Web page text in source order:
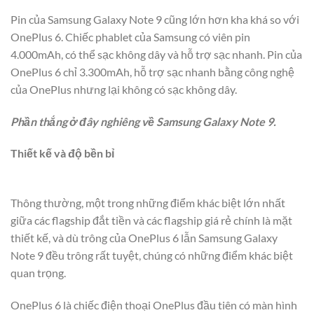
Pin của Samsung Galaxy Note 9 cũng lớn hơn kha khá so với
OnePlus 6. Chiếc phablet của Samsung có viên pin
4.000mAh, có thể sạc không dây và hỗ trợ sạc nhanh. Pin của
OnePlus 6 chỉ 3.300mAh, hỗ trợ sạc nhanh bằng công nghệ
của OnePlus nhưng lại không có sạc không dây.
Phần thắng ở đây nghiêng về Samsung Galaxy Note 9.
Thiết kế và độ bền bỉ
Thông thường, một trong những điểm khác biệt lớn nhất
giữa các flagship đắt tiền và các flagship giá rẻ chính là mặt
thiết kế, và dù trông của OnePlus 6 lẫn Samsung Galaxy
Note 9 đều trông rất tuyệt, chúng có những điểm khác biệt
quan trọng.
OnePlus 6 là chiếc điện thoại OnePlus đầu tiên có màn hình